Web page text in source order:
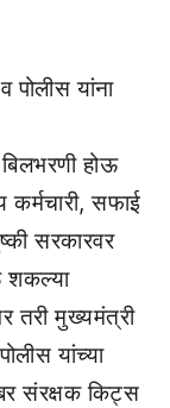
पोलीस यांना
होऊ
सफाई
सरकारवर
शकल्या
तरी मुख्यमंत्री
यांच्या
संरक्षक किट्स